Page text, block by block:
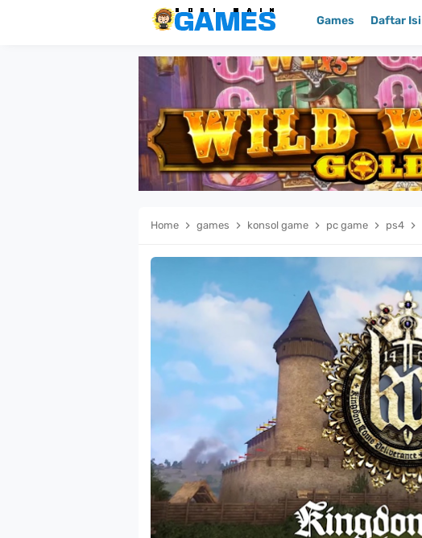
Games Daftar Isi
Home games konsol game pc game ps4